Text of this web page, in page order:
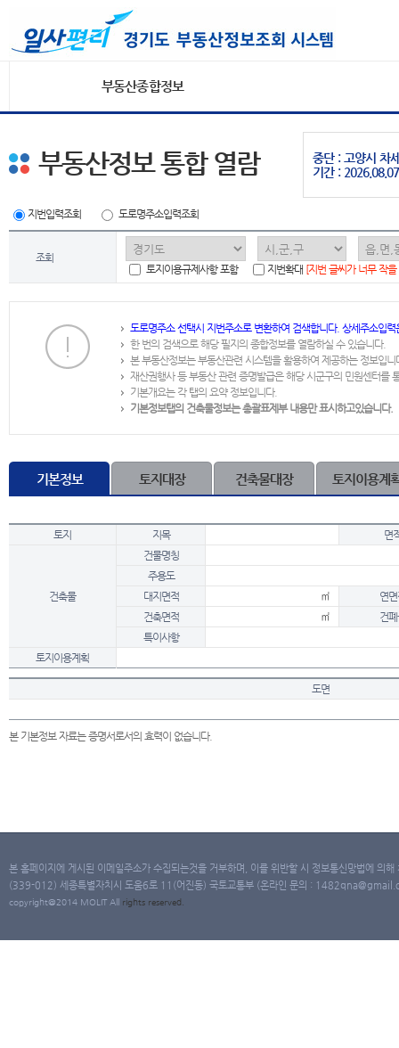
부동산종합정보
중단 : 고양시 차
기간 :
부동산정보 통합 열람
지번입력조회 도로명주소입력조회
조회
토지이용규제사항 포함
지번확대 [지번 글씨가 너무 작
도로명주소 선택시 지번주소로 변환하여 검색합니다. 상세주소입
한 번의 검색으로 해당 필지의 종합정보를 열람하실 수 있습니다.
본 부동산정보는 부동산관련 시스템을 활용하여 제공하는 정보입니
재산권행사 등 부동산 관련 증명발급은 해당 시군구의 민원센터를
기본개요는 각 탭의 요약 정보입니다.
기본정보탭의 건축물정보는 총괄표제부 내용만 표시하고있습니다.
기본정보 토지대장 건축물대장 토지이용계
토지 지목 면
건축물
건물명칭
주용도
대지면적
㎡
연
건축면적
㎡
건
특이사항
토지이용계획
도면
본 기본정보 자료는 증명서로서의 효력이 없습니다.
본 홈페이지에 게시된 이메일주소가 수집되는것을 거부하며, 이를 위반할 시 정보통신망법에 의
(339-012) 세종특별자치시 도움6로 11(어진동) 국토교통부 (온라인 문의 :
copyright@2014 MOLIT All rights reserved.